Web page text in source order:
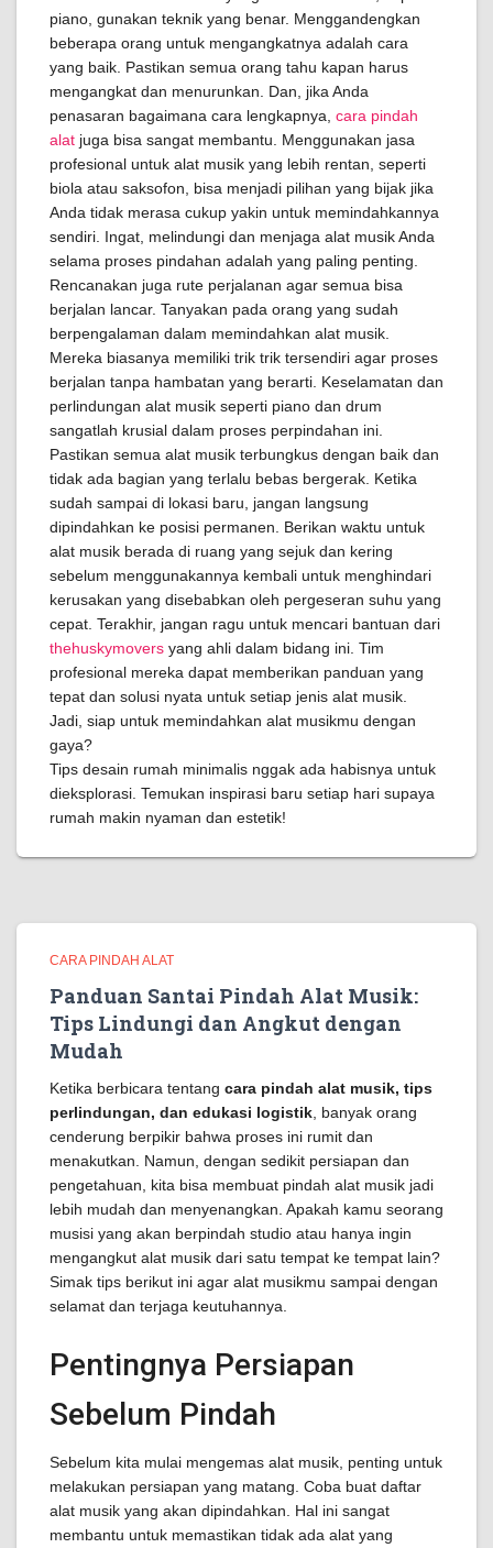
piano, gunakan teknik yang benar. Menggandengkan
beberapa orang untuk mengangkatnya adalah cara
yang baik. Pastikan semua orang tahu kapan harus
mengangkat dan menurunkan. Dan, jika Anda
penasaran bagaimana cara lengkapnya, cara pindah
alat juga bisa sangat membantu. Menggunakan jasa
profesional untuk alat musik yang lebih rentan, seperti
biola atau saksofon, bisa menjadi pilihan yang bijak jika
Anda tidak merasa cukup yakin untuk memindahkannya
sendiri. Ingat, melindungi dan menjaga alat musik Anda
selama proses pindahan adalah yang paling penting.
Rencanakan juga rute perjalanan agar semua bisa
berjalan lancar. Tanyakan pada orang yang sudah
berpengalaman dalam memindahkan alat musik.
Mereka biasanya memiliki trik trik tersendiri agar proses
berjalan tanpa hambatan yang berarti. Keselamatan dan
perlindungan alat musik seperti piano dan drum
sangatlah krusial dalam proses perpindahan ini.
Pastikan semua alat musik terbungkus dengan baik dan
tidak ada bagian yang terlalu bebas bergerak. Ketika
sudah sampai di lokasi baru, jangan langsung
dipindahkan ke posisi permanen. Berikan waktu untuk
alat musik berada di ruang yang sejuk dan kering
sebelum menggunakannya kembali untuk menghindari
kerusakan yang disebabkan oleh pergeseran suhu yang
cepat. Terakhir, jangan ragu untuk mencari bantuan dari
thehuskymovers yang ahli dalam bidang ini. Tim
profesional mereka dapat memberikan panduan yang
tepat dan solusi nyata untuk setiap jenis alat musik.
Jadi, siap untuk memindahkan alat musikmu dengan
gaya?
Tips desain rumah minimalis nggak ada habisnya untuk
dieksplorasi. Temukan inspirasi baru setiap hari supaya
rumah makin nyaman dan estetik!
CARA PINDAH ALAT
Panduan Santai Pindah Alat Musik:
Tips Lindungi dan Angkut dengan
Mudah
Ketika berbicara tentang cara pindah alat musik, tips
perlindungan, dan edukasi logistik , banyak orang
cenderung berpikir bahwa proses ini rumit dan
menakutkan. Namun, dengan sedikit persiapan dan
pengetahuan, kita bisa membuat pindah alat musik jadi
lebih mudah dan menyenangkan. Apakah kamu seorang
musisi yang akan berpindah studio atau hanya ingin
mengangkut alat musik dari satu tempat ke tempat lain?
Simak tips berikut ini agar alat musikmu sampai dengan
selamat dan terjaga keutuhannya.
Pentingnya Persiapan
Sebelum Pindah
Sebelum kita mulai mengemas alat musik, penting untuk
melakukan persiapan yang matang. Coba buat daftar
alat musik yang akan dipindahkan. Hal ini sangat
membantu untuk memastikan tidak ada alat yang